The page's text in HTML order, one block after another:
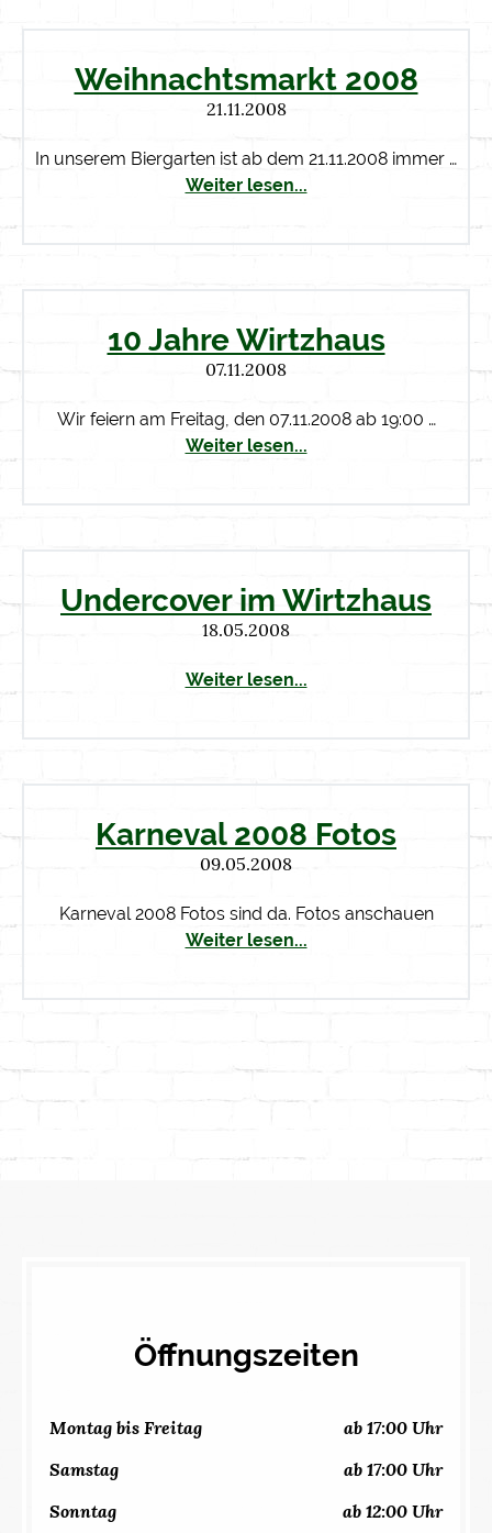
Weihnachtsmarkt 2008
21.11.2008
In unserem Biergarten ist ab dem 21.11.2008 immer …
Weiter lesen...
10 Jahre Wirtzhaus
07.11.2008
Wir feiern am Freitag, den 07.11.2008 ab 19:00 …
Weiter lesen...
Undercover im Wirtzhaus
18.05.2008
Weiter lesen...
Karneval 2008 Fotos
09.05.2008
Karneval 2008 Fotos sind da. Fotos anschauen
Weiter lesen...
Öffnungszeiten
Montag bis Freitag ab 17:00 Uhr
Samstag ab 17:00 Uhr
Sonntag ab 12:00 Uhr